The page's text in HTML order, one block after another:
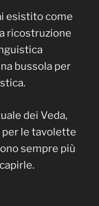
esistito come
ricostruzione
bussola per
dei Veda,
per le tavolette
sempre più